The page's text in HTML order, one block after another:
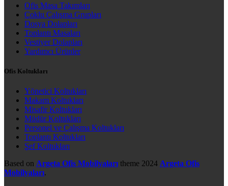
Ofis Masa Takımları
Çoklu Çalışma Grupları
Dosya Dolapları
Toplantı Masaları
Vestiyer Dolapları
Yardımcı Ürünler
Ofis Koltukları
Yönetici Koltukları
Makam Koltukları
Misafir Koltukları
Müdür Koltukları
Personel ve Çalışma Koltukları
Toplantı Koltukları
Şef Koltukları
Based on Argeta Ofis Mobilyaları theme 2024 Argeta Ofis
Mobilyaları.